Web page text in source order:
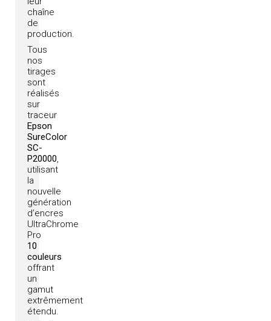
chaîne
de
production.
Tous
nos
tirages
sont
réalisés
sur
traceur
Epson
SureColor
SC-
P20000,
utilisant
la
nouvelle
génération
d’encres
UltraChrome
Pro
10
couleurs
offrant
un
gamut
extrêmement
étendu.